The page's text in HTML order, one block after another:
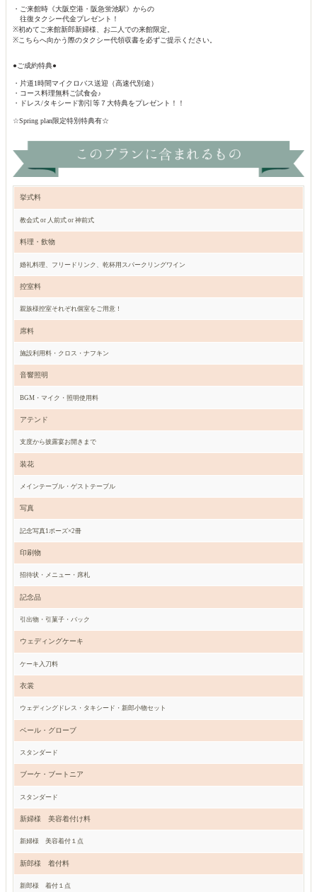
・ご来館時《大阪空港・阪急蛍池駅》からの
往復タクシー代金プレゼント！
※初めてご来館新郎新婦様、お二人での来館限定。
※こちらへ向かう際のタクシー代領収書を必ずご提示ください。
●ご成約特典●
・片道1時間マイクロバス送迎（高速代別途）
・コース料理無料ご試食会♪
・ドレス/タキシード割引等７大特典をプレゼント！！
☆Spring plan限定特別特典有☆
挙式料
教会式 or 人前式 or 神前式
料理・飲物
婚礼料理、フリードリンク、乾杯用スパークリングワイン
控室料
親族様控室それぞれ個室をご用意！
席料
施設利用料・クロス・ナフキン
音響照明
BGM・マイク・照明使用料
アテンド
支度から披露宴お開きまで
装花
メインテーブル・ゲストテーブル
写真
記念写真1ポーズ×2冊
印刷物
招待状・メニュー・席札
記念品
引出物・引菓子・バック
ウェディングケーキ
ケーキ入刀料
衣裳
ウェディングドレス・タキシード・新郎小物セット
ベール・グローブ
スタンダード
ブーケ・ブートニア
スタンダード
新婦様 美容着付け料
新婦様 美容着付１点
新郎様 着付料
新郎様 着付１点